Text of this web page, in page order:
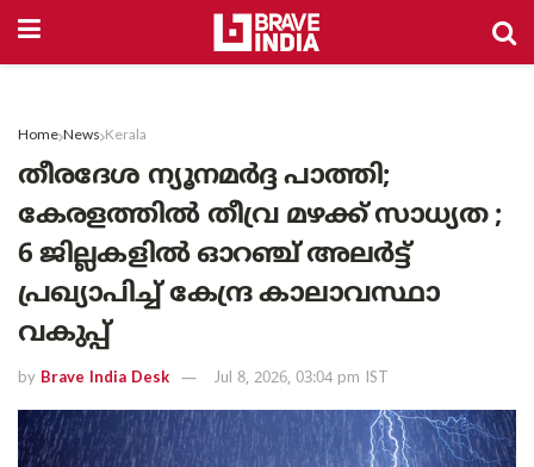
Home News Kerala
തീരദേശ ന്യൂനമർദ്ദ പാത്തി;
കേരളത്തിൽ തീവ്ര മഴക്ക് സാധ്യത ;
6 ജില്ലകളിൽ ഓറഞ്ച് അലർട്ട്
പ്രഖ്യാപിച്ച് കേന്ദ്ര കാലാവസ്ഥാ
വകുപ്പ്
by Brave India Desk Jul 8, 2026, 03:04 pm IST